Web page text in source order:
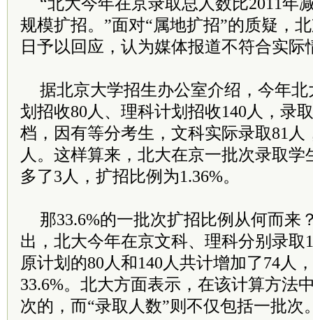
规模扩招。”面对“属地扩招”的质疑，
日予以回应，认为媒体报道不符合实际
据北京大学招生办公室介绍，今年
划招收80人、理科计划招收140人，录
档，因有等分考生，文科实际录取81人
人。这样算来，北大在京一批次录取学
多了3人，扩招比例为1.36%。
那33.6%的一批次扩招比例从何而来
出，北大今年在京文科、理科分别录取
原计划的80人和140人共计增加了74人
33.6%。北大方面表示，在该计算方法
次的，而“录取人数”则不仅包括一批次